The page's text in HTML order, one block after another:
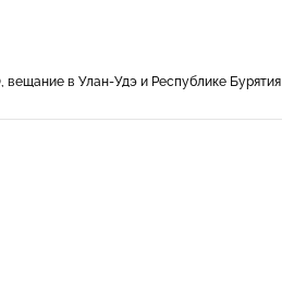
в Улан-Удэ и Республике Бурятия